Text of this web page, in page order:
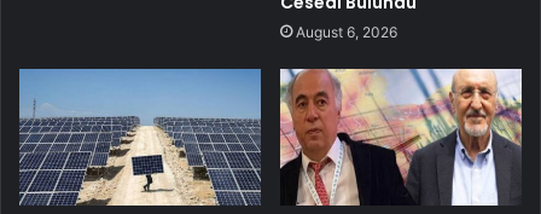
August 6, 2026